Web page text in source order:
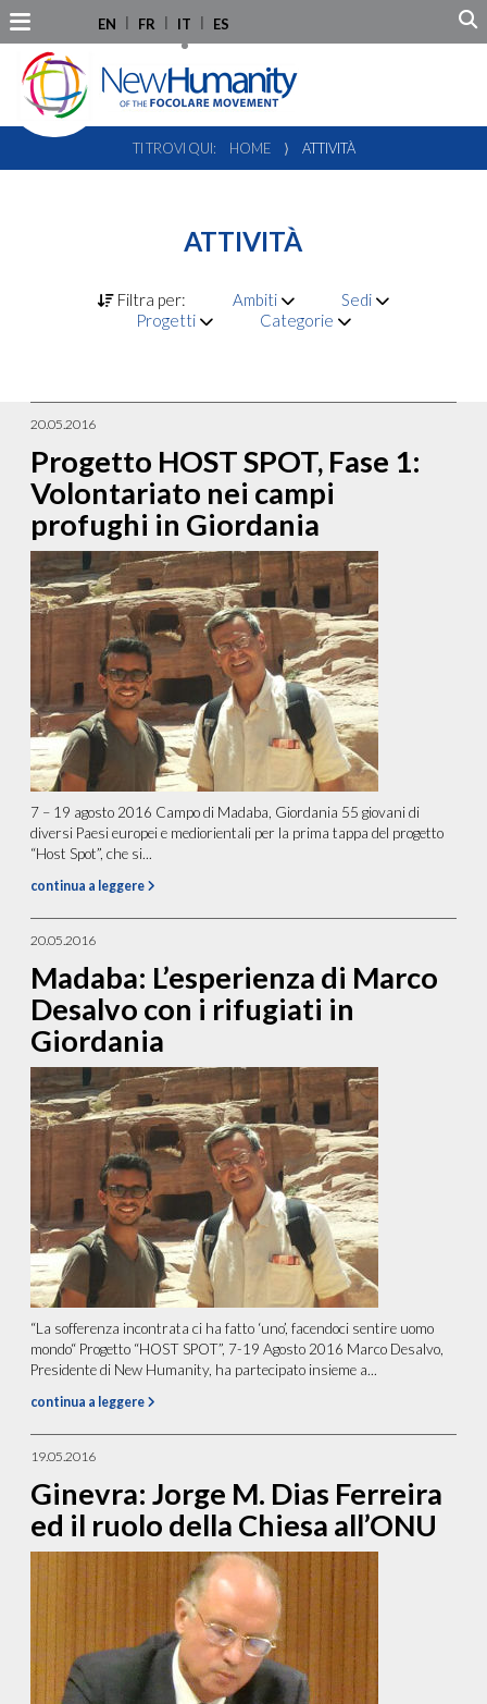
EN FR IT ES
TI TROVI QUI: HOME ⟩ ATTIVITÀ
ATTIVITÀ
Filtra per: Ambiti
Sedi
Progetti
Categorie
20.05.2016
Progetto HOST SPOT, Fase 1:
Volontariato nei campi
profughi in Giordania
7 – 19 agosto 2016 Campo di Madaba, Giordania 55 giovani di
diversi Paesi europei e mediorientali per la prima tappa del progetto
“Host Spot”, che si...
continua a leggere
20.05.2016
Madaba: L’esperienza di Marco
Desalvo con i rifugiati in
Giordania
“La sofferenza incontrata ci ha fatto ‘uno’, facendoci sentire uomo
mondo“ Progetto “HOST SPOT”, 7-19 Agosto 2016 Marco Desalvo,
Presidente di New Humanity, ha partecipato insieme a...
continua a leggere
19.05.2016
Ginevra: Jorge M. Dias Ferreira
ed il ruolo della Chiesa all’ONU